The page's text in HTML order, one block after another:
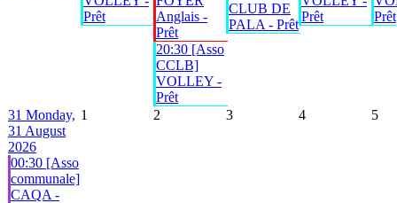
Prêt
Anglais -
Prêt
20:30 [Asso
CCLB]
VOLLEY -
Prêt
CLUB DE
PALA - Prêt
Prêt
Prêt
31 Monday,
31 August
2026
00:30 [Asso
communale]
CAQA -
1 2 3 4 5